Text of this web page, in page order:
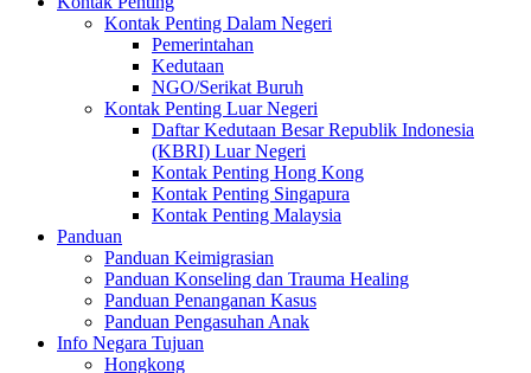
Kontak Penting Dalam Negeri
Pemerintahan
Kedutaan
NGO/Serikat Buruh
Kontak Penting Luar Negeri
Daftar Kedutaan Besar Republik Indonesia
(KBRI) Luar Negeri
Kontak Penting Hong Kong
Kontak Penting Singapura
Kontak Penting Malaysia
Panduan
Panduan Keimigrasian
Panduan Konseling dan Trauma Healing
Panduan Penanganan Kasus
Panduan Pengasuhan Anak
Info Negara Tujuan
Hongkong